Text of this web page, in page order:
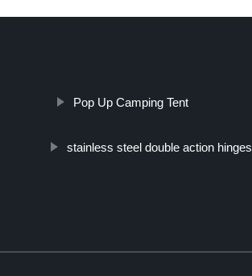
Pop Up Camping Tent
stainless steel double action hinges